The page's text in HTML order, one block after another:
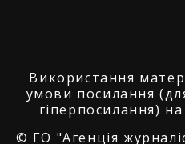
Використання
умови посилання
гіперпосилання)
© ГО "Агенція